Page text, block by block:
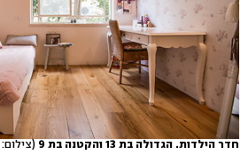
חדר הילדות. הגדולה בת 13 והקטנה בת 9